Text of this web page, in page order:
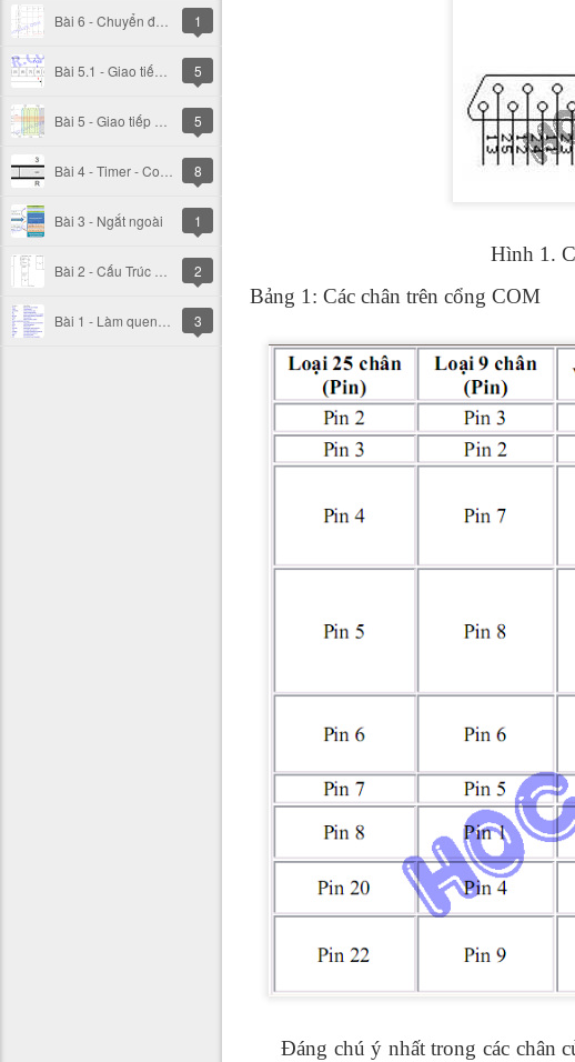
1
5
5
8
Bài 3 - Ngắt ngoài 1
2
3
Hình 1.
Bảng 1: Các chân trên cổng COM
Đáng chú ý nhất trong các chân